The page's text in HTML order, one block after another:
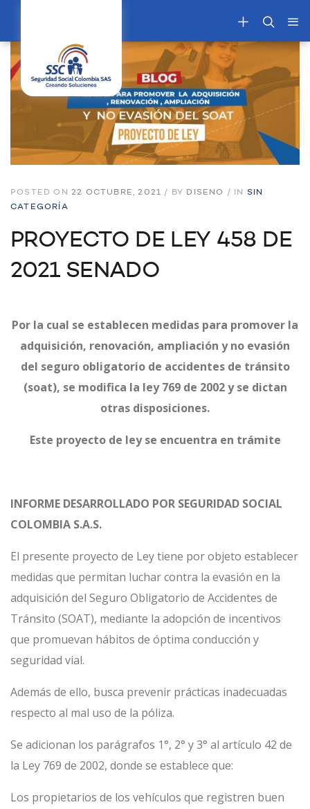
POSTED ON 22 OCTUBRE, 2021 / BY DISENO / IN SIN
CATEGORÍA
PROYECTO DE LEY 458 DE
2021 SENADO
Por la cual se establecen medidas para promover la
adquisición, renovación, ampliación y no evasión
del seguro obligatorio de accidentes de tránsito
(soat), se modifica la ley 769 de 2002 y se dictan
otras disposiciones.
Este proyecto de ley se encuentra en trámite
INFORME DESARROLLADO POR SEGURIDAD SOCIAL
COLOMBIA S.A.S.
El presente proyecto de Ley tiene por objeto establecer
medidas que permitan luchar contra la evasión en la
adquisición del Seguro Obligatorio de Accidentes de
Tránsito (SOAT), mediante la adopción de incentivos
que promuevan hábitos de óptima conducción y
seguridad vial.
Además de ello, busca prevenir prácticas inadecuadas
respecto al mal uso de la póliza.
Se adicionan los parágrafos 1°, 2° y 3° al artículo 42 de
la Ley 769 de 2002, donde se establece que:
Los propietarios de los vehículos que registren buen